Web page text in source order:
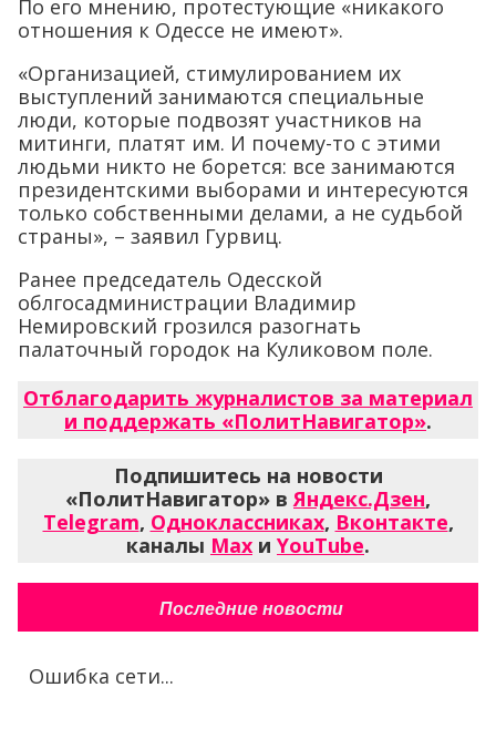
люди, которые подвозят участников на
митинги, платят им. И почему-то с этими
людьми никто не борется: все занимаются
президентскими выборами и интересуются
только собственными делами, а не судьбой
страны», – заявил Гурвиц.
Ранее председатель Одесской
облгосадминистрации Владимир
Немировский грозился разогнать
палаточный городок на Куликовом поле.
Отблагодарить журналистов за материал
и поддержать «ПолитНавигатор»
Подпишитесь на новости
«ПолитНавигатор» вЯндекс.Дзен,
Telegram,Одноклассниках,Вконтакте,
каналыMaxиYouTube.
Последние новости